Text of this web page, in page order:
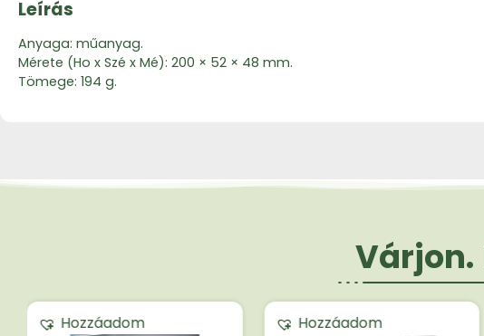
Leírás
Anyaga: műanyag.
Mérete (Ho x Szé x Mé): 200 × 52 × 48 mm.
Tömege: 194 g.
Várjon.
Hozzáadom Hozzáadom